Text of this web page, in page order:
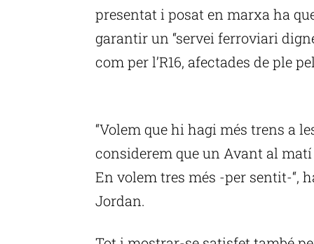
presentat i posat en marxa ha
garantir un “servei ferroviari
com per l’R16, afectades de ple
“Volem que hi hagi més trens a
considerem que un Avant al
En volem tres més -per sentit-“,
Jordan.